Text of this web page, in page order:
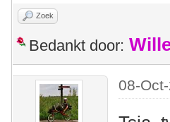
Zoek
Bedankt door:
08-